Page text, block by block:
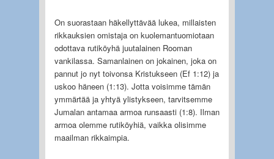
On suorastaan häkellyttävää lukea, millaisten
rikkauksien omistaja on kuolemantuomiotaan
odottava rutiköyhä juutalainen Rooman
vankilassa. Samanlainen on jokainen, joka on
pannut jo nyt toivonsa Kristukseen (Ef 1:12) ja
uskoo häneen (1:13). Jotta voisimme tämän
ymmärtää ja yhtyä ylistykseen, tarvitsemme
Jumalan antamaa armoa runsaasti (1:8). Ilman
armoa olemme rutiköyhiä, vaikka olisimme
maailman rikkaimpia.